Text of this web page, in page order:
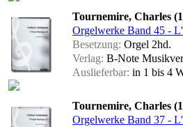
Tournemire, Charles
Orgelwerke Band 45 -
Besetzung: Orgel 2hd.
Verlag: B-Note
Auslieferbar: in 1 bis 4
Tournemire, Charles
Orgelwerke Band 37 -